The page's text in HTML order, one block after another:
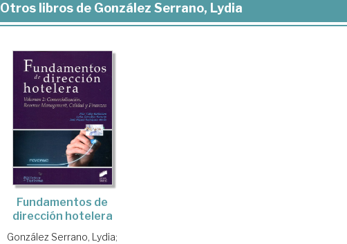
Otros libros de González Serrano, Lydia
Fundamentos de
dirección hotelera
González Serrano, Lydia;